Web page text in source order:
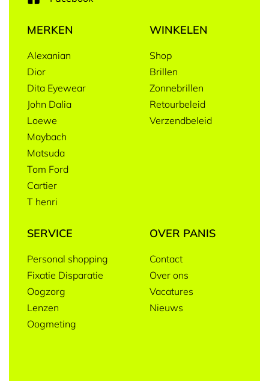
MERKEN
Alexanian
Dior
Dita Eyewear
John Dalia
Loewe
Maybach
Matsuda
Tom Ford
Cartier
T henri
WINKELEN
Shop
Brillen
Zonnebrillen
Retourbeleid
Verzendbeleid
SERVICE
Personal shopping
Fixatie Disparatie
Oogzorg
Lenzen
Oogmeting
OVER PANIS
Contact
Over ons
Vacatures
Nieuws